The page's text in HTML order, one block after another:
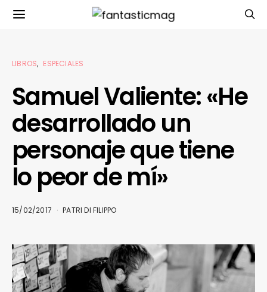
LIBROS ESPECIALES
Samuel Valiente: «He
desarrollado un
personaje que tiene
lo peor de mí»
15/02/2017 PATRI DI FILIPPO